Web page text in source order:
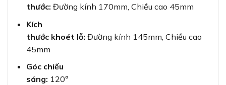
thước: Đường kính 170mm, Chiều cao 45mm
Kích
thước khoét lỗ: Đường kính 145mm, Chiều cao
45mm
Góc chiếu
sáng: 120°